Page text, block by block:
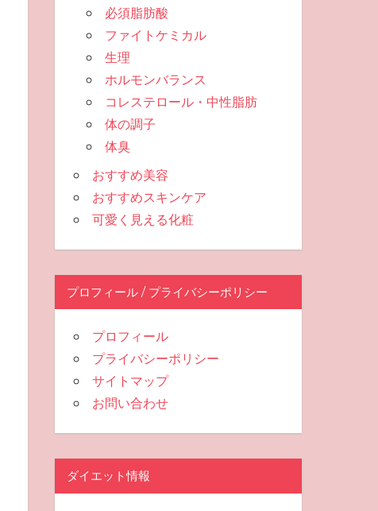
必須脂肪酸
ファイトケミカル
生理
ホルモンバランス
コレステロール・中性脂肪
体の調子
体臭
おすすめ美容
おすすめスキンケア
可愛く見える化粧
プロフィール / プライバシーポリシー
プロフィール
プライバシーポリシー
サイトマップ
お問い合わせ
ダイエット情報